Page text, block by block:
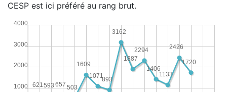
CESP est ici préféré au rang brut.
1000
2000
3000
4000
1720
2426
1133
1406
2294
1887
3162
893
1071
1609
503
657
593
621